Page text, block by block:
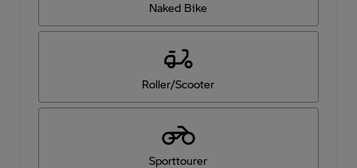
Naked Bike
Roller/Scooter
Sporttourer